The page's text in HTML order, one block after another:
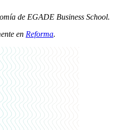
de EGADE Business School.
en Reforma.